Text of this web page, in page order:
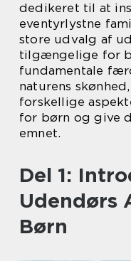
dedikeret til at
eventyrlystne
store udvalg af
tilgængelige for
fundamentale
naturens
forskellige
for børn og give
emnet.
Del 1:
Udendørs
Børn